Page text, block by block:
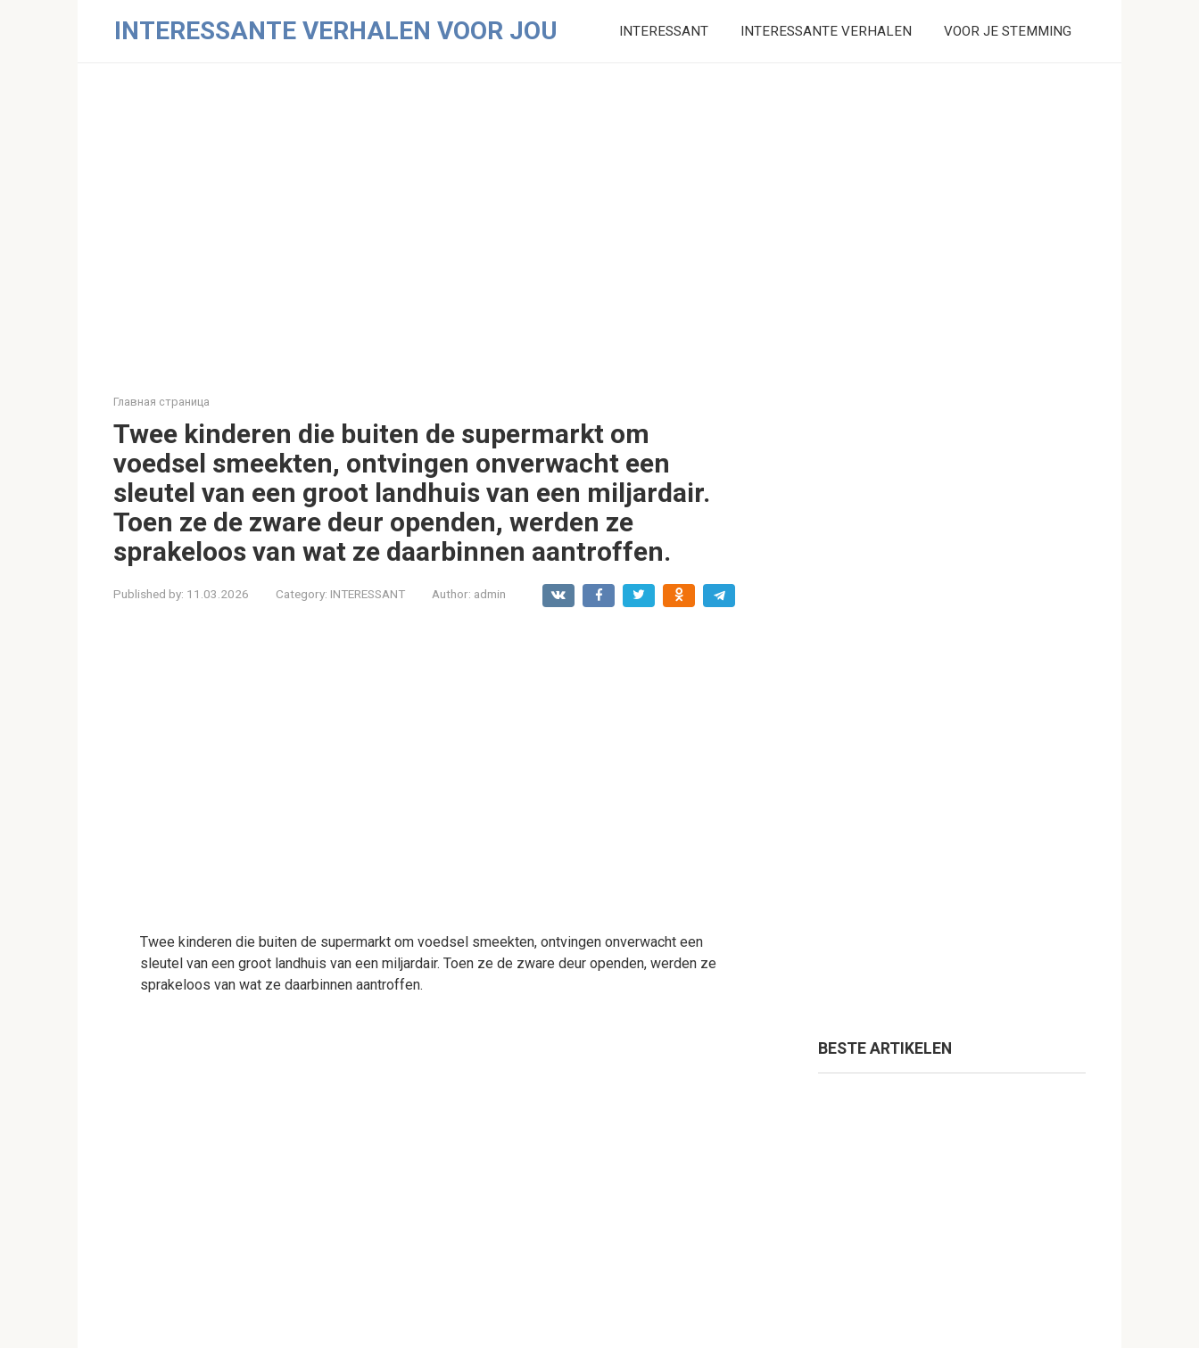
INTERESSANTE VERHALEN VOOR JOU INTERESSANT INTERESSANTE VERHALEN VOOR JE STEMMING
Главная страница
Twee kinderen die buiten de supermarkt om
voedsel smeekten, ontvingen onverwacht een
sleutel van een groot landhuis van een miljardair.
Toen ze de zware deur openden, werden ze
sprakeloos van wat ze daarbinnen aantroffen.
Published by: 11.03.2026 Category: INTERESSANT Author: admin
Twee kinderen die buiten de supermarkt om voedsel smeekten, ontvingen onverwacht een
sleutel van een groot landhuis van een miljardair. Toen ze de zware deur openden, werden ze
sprakeloos van wat ze daarbinnen aantroffen.
BESTE ARTIKELEN